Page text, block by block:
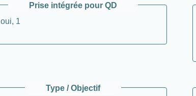
Prise intégrée pour QD
oui, 1
Type / Objectif